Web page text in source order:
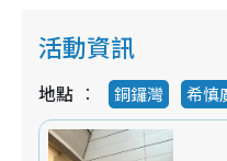
活動資訊
地點 銅鑼灣 希慎